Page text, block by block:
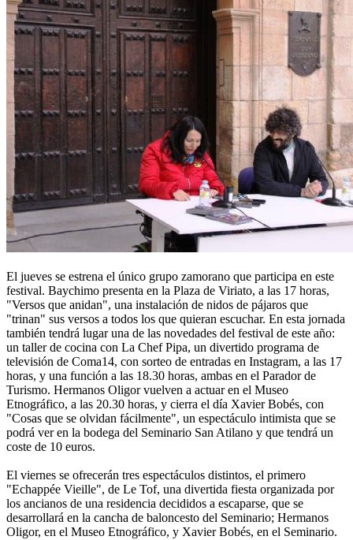
El jueves se estrena el único grupo zamorano que participa en este
festival. Baychimo presenta en la Plaza de Viriato, a las 17 horas,
"Versos que anidan", una instalación de nidos de pájaros que
"trinan" sus versos a todos los que quieran escuchar. En esta jornada
también tendrá lugar una de las novedades del festival de este año:
un taller de cocina con La Chef Pipa, un divertido programa de
televisión de Coma14, con sorteo de entradas en Instagram, a las 17
horas, y una función a las 18.30 horas, ambas en el Parador de
Turismo. Hermanos Oligor vuelven a actuar en el Museo
Etnográfico, a las 20.30 horas, y cierra el día Xavier Bobés, con
"Cosas que se olvidan fácilmente", un espectáculo intimista que se
podrá ver en la bodega del Seminario San Atilano y que tendrá un
coste de 10 euros.
El viernes se ofrecerán tres espectáculos distintos, el primero
"Echappée Vieille", de Le Tof, una divertida fiesta organizada por
los ancianos de una residencia decididos a escaparse, que se
desarrollará en la cancha de baloncesto del Seminario; Hermanos
Oligor, en el Museo Etnográfico, y Xavier Bobés, en el Seminario.